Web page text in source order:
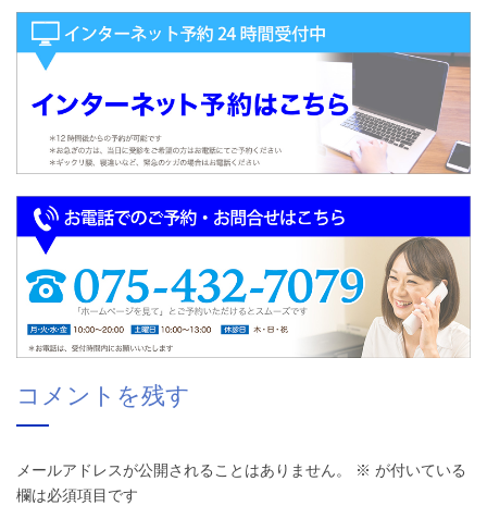
コメントを残す
メールアドレスが公開されることはありません。 ※ が付いている
欄は必須項目です